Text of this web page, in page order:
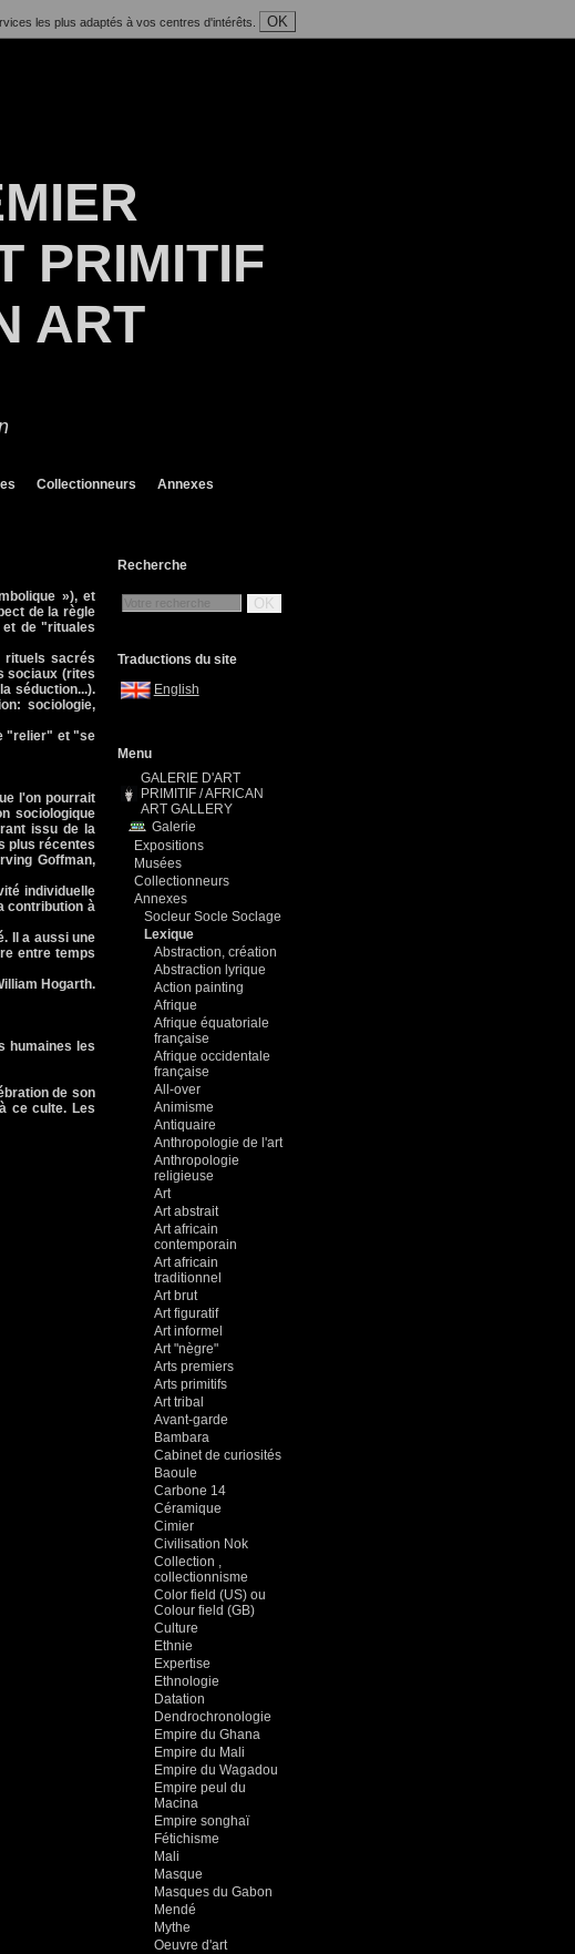
les plus adaptés à vos centres d'intérêts. OK
PRIMITIF
ART
Collectionneurs Annexes
»), et
de la règle
de "rituales
rituels sacrés
sociaux (rites
séduction...).
sociologie,
"relier" et "se
l'on pourrait
sociologique
issu de la
plus récentes
Goffman,
individuelle
contribution à
Il a aussi une
entre temps
Hogarth.
humaines les
de son
ce culte. Les
Recherche
OK
Traductions du site
English
Menu
GALERIE D'ART
PRIMITIF / AFRICAN
ART GALLERY
Galerie
Expositions
Musées
Collectionneurs
Annexes
Socleur Socle Soclage
Lexique
Abstraction, création
Abstraction lyrique
Action painting
Afrique
Afrique équatoriale
française
Afrique occidentale
française
All-over
Animisme
Antiquaire
Anthropologie de l'art
Anthropologie
religieuse
Art
Art abstrait
Art africain
contemporain
Art africain
traditionnel
Art brut
Art figuratif
Art informel
Art "nègre"
Arts premiers
Arts primitifs
Art tribal
Avant-garde
Bambara
Cabinet de curiosités
Baoule
Carbone 14
Céramique
Cimier
Civilisation Nok
Collection ,
collectionnisme
Color field (US) ou
Colour field (GB)
Culture
Ethnie
Expertise
Ethnologie
Datation
Dendrochronologie
Empire du Ghana
Empire du Mali
Empire du Wagadou
Empire peul du
Macina
Empire songhaï
Fétichisme
Mali
Masque
Masques du Gabon
Mendé
Mythe
Oeuvre d'art